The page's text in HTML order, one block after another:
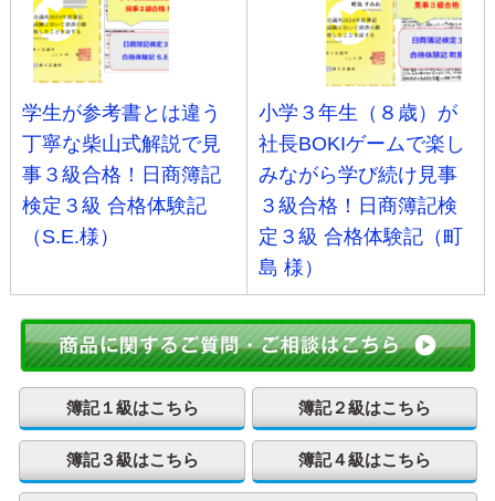
学生が参考書とは違う
丁寧な柴山式解説で見
事３級合格！日商簿記
検定３級 合格体験記
（S.E.様）
小学３年生（８歳）が
社長BOKIゲームで楽し
みながら学び続け見事
３級合格！日商簿記検
定３級 合格体験記（町
島 様）
簿記１級はこちら 簿記２級はこちら
簿記３級はこちら 簿記４級はこちら